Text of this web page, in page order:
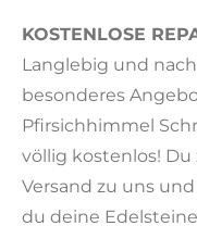
KOSTENLOSE
Langlebig und
besonderes
Pfirsichhimmel
völlig kostenlos!
Versand zu uns
du deine